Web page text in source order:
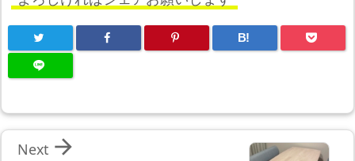
B!

Next